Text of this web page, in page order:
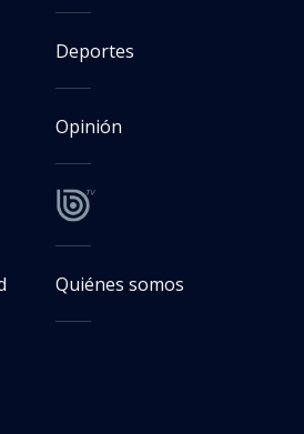
Deportes
Opinión
Quiénes somos